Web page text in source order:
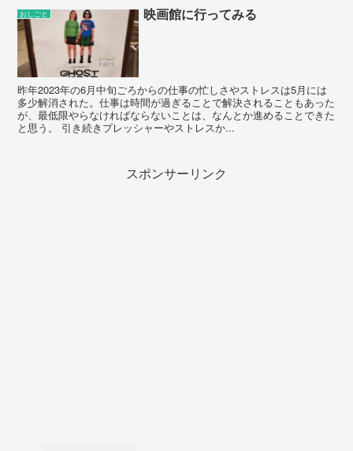
おしごと 映画館に行ってみる
昨年2023年の6月中旬ごろからの仕事の忙しさやストレスは5月には
多少解消された。仕事は時間が過ぎることで解決されることもあった
が、最低限やらなければならないことは、なんとか進めることできた
と思う。 引き続きプレッシャーやストレスか...
スポンサーリンク